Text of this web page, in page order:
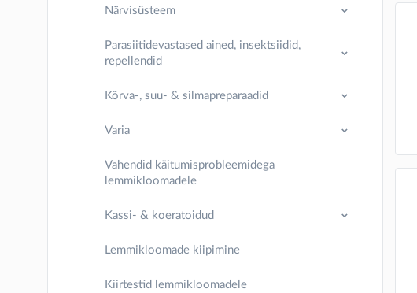
Närvisüsteem
Parasiitidevastased ained, insektsiidid,
repellendid
Kõrva-, suu- & silmapreparaadid
Varia
Vahendid käitumisprobleemidega
lemmikloomadele
Kassi- & koeratoidud
Lemmikloomade kiipimine
Kiirtestid lemmikloomadele